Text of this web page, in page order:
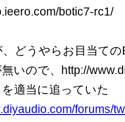
botic7-rc1/
どうやらお目当て
いので、http://
適当に追っていた
forums/